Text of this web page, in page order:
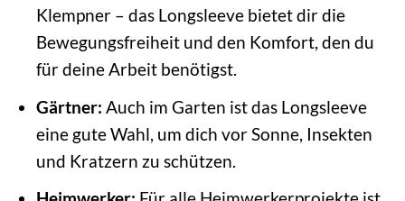
Klempner – das Longsleeve bietet dir die
Bewegungsfreiheit und den Komfort, den du
für deine Arbeit benötigst.
Gärtner: Auch im Garten ist das Longsleeve
eine gute Wahl, um dich vor Sonne, Insekten
und Kratzern zu schützen.